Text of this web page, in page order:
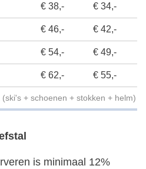
€ 38,- € 34,-
€ 46,- € 42,-
€ 54,- € 49,-
€ 62,- € 55,-
+ schoenen + stokken + helm)
is minimaal 12%